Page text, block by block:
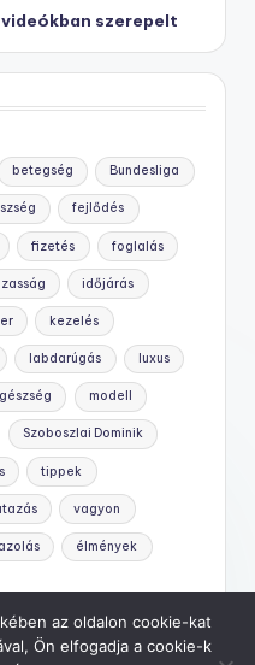
szerepelt
betegség Bundesliga
fejlődés
fizetés foglalás
időjárás
kezelés
labdarúgás luxus
modell
Szoboszlai Dominik
tippek
vagyon
élmények
az oldalon cookie-kat
Ön elfogadja a cookie-k